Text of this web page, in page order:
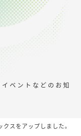
ベントなどの お知
クスをアップしました。